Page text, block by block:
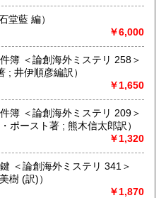
指の消毒、密の回避など感染
ます。
願い致します。電話でのお問
ります。
店舗とは別の倉庫に保管して
前日までにご連絡ください。
頂くことが出来ません。予め
at the store. If you would
contact us by the day before
東雅夫, 石堂藍 編）
￥6,000
簿 ＜論創海外ミステリ 258＞
; 井伊順彦編訳）
￥1,650
簿 ＜論創海外ミステリ 209＞
ポースト著 ; 熊木信太郎訳）
￥1,320
＜論創海外ミステリ 341＞
樹 (訳)）
￥1,870